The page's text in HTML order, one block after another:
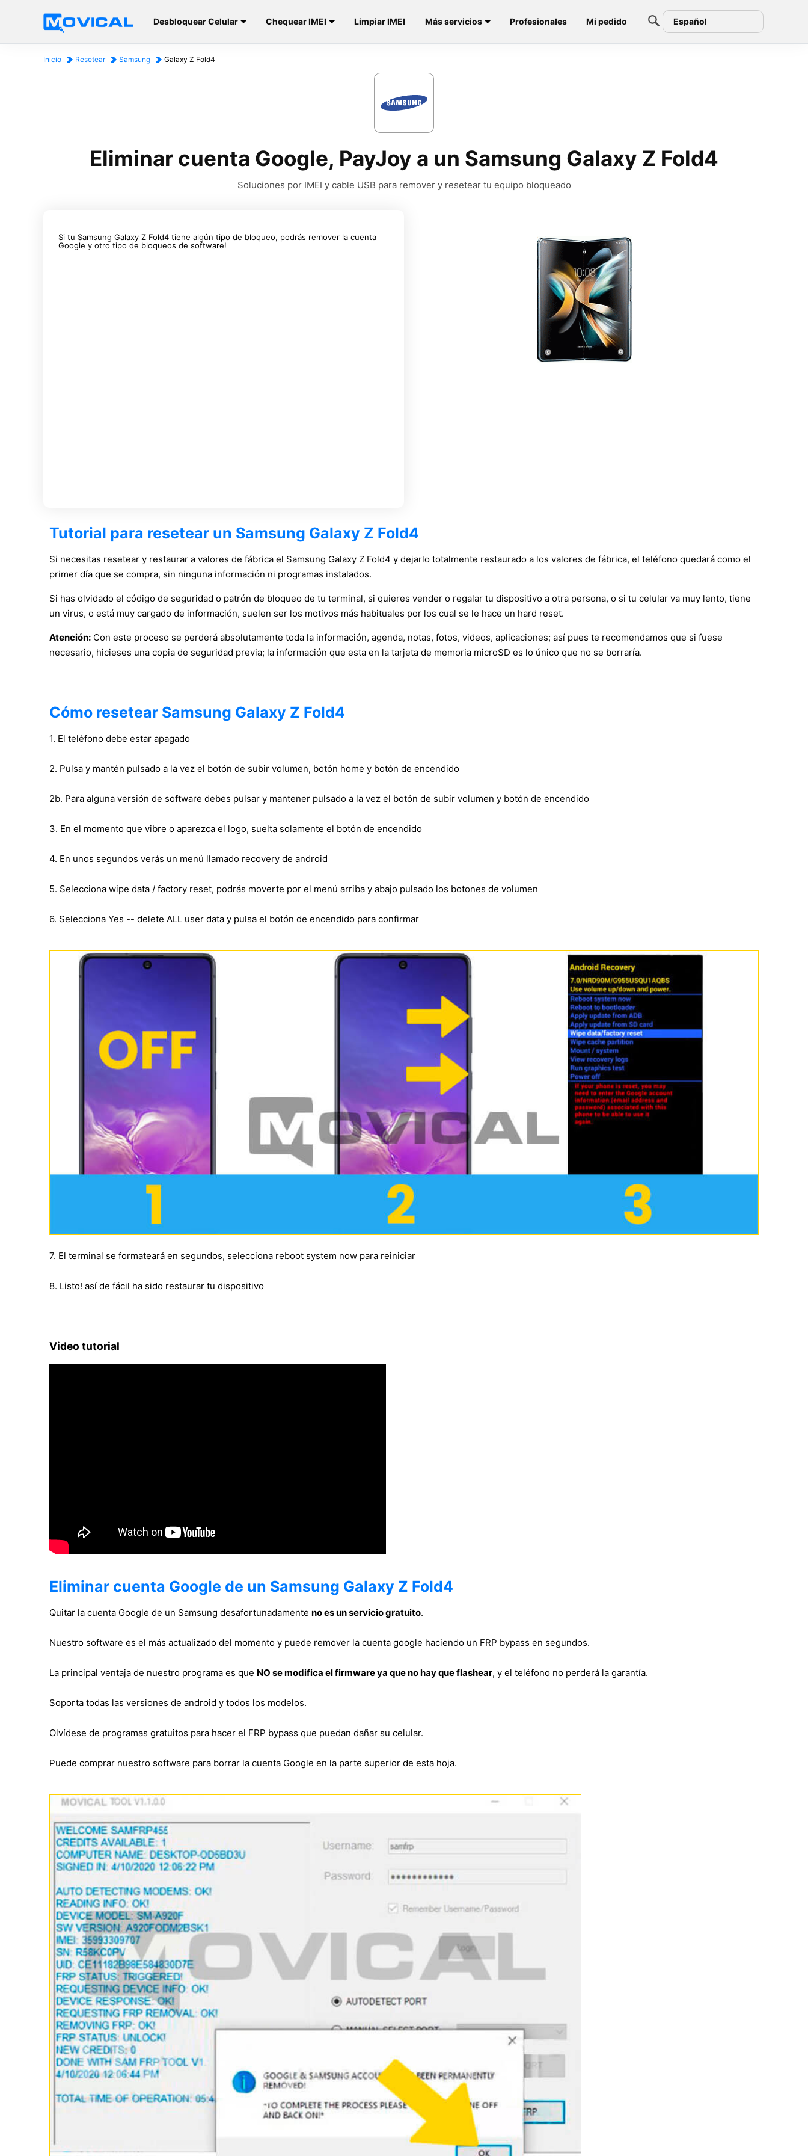
Desbloquear Celular Chequear IMEI Limpiar IMEI Más servicios Profesionales Mi pedido Español
Inicio Resetear Samsung Galaxy Z Fold4
Eliminar cuenta Google, PayJoy a un Samsung Galaxy Z Fold4
Soluciones por IMEI y cable USB para remover y resetear tu equipo bloqueado
Si tu Samsung Galaxy Z Fold4 tiene algún tipo de bloqueo, podrás remover la cuenta
Google y otro tipo de bloqueos de software!
Tutorial para resetear un Samsung Galaxy Z Fold4
Si necesitas resetear y restaurar a valores de fábrica el Samsung Galaxy Z Fold4 y dejarlo totalmente restaurado a los valores de fábrica, el teléfono quedará como el
primer día que se compra, sin ninguna información ni programas instalados.
Si has olvidado el código de seguridad o patrón de bloqueo de tu terminal, si quieres vender o regalar tu dispositivo a otra persona, o si tu celular va muy lento, tiene
un virus, o está muy cargado de información, suelen ser los motivos más habituales por los cual se le hace un hard reset.
Atención: Con este proceso se perderá absolutamente toda la información, agenda, notas, fotos, videos, aplicaciones; así pues te recomendamos que si fuese
necesario, hicieses una copia de seguridad previa; la información que esta en la tarjeta de memoria microSD es lo único que no se borraría.
Cómo resetear Samsung Galaxy Z Fold4
1. El teléfono debe estar apagado
2. Pulsa y mantén pulsado a la vez el botón de subir volumen, botón home y botón de encendido
2b. Para alguna versión de software debes pulsar y mantener pulsado a la vez el botón de subir volumen y botón de encendido
3. En el momento que vibre o aparezca el logo, suelta solamente el botón de encendido
4. En unos segundos verás un menú llamado recovery de android
5. Selecciona wipe data / factory reset, podrás moverte por el menú arriba y abajo pulsado los botones de volumen
6. Selecciona Yes -- delete ALL user data y pulsa el botón de encendido para confirmar
7. El terminal se formateará en segundos, selecciona reboot system now para reiniciar
8. Listo! así de fácil ha sido restaurar tu dispositivo
Video tutorial
Eliminar cuenta Google de un Samsung Galaxy Z Fold4
Quitar la cuenta Google de un Samsung desafortunadamente no es un servicio gratuito.
Nuestro software es el más actualizado del momento y puede remover la cuenta google haciendo un FRP bypass en segundos.
La principal ventaja de nuestro programa es que NO se modifica el firmware ya que no hay que flashear, y el teléfono no perderá la garantía.
Soporta todas las versiones de android y todos los modelos.
Olvídese de programas gratuitos para hacer el FRP bypass que puedan dañar su celular.
Puede comprar nuestro software para borrar la cuenta Google en la parte superior de esta hoja.